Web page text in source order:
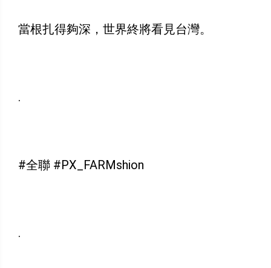
當根扎得夠深，世界終將看見台灣。
.
#全聯 #PX_FARMshion
.